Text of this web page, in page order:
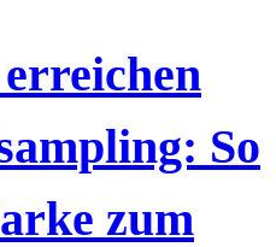
So
zum